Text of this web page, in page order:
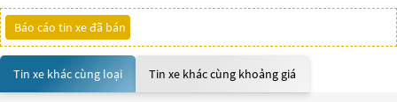
Báo cáo tin xe đã bán
Tin xe khác cùng loại Tin xe khác cùng khoảng giá